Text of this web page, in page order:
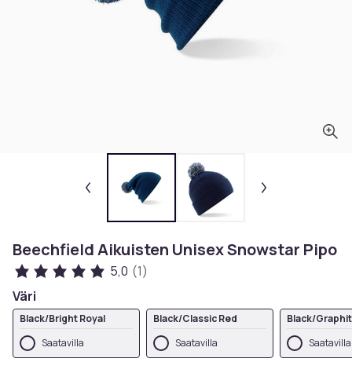
Beechfield Aikuisten Unisex Snowstar Pipo
5,0 (1)
Väri
Black/Bright Royal
Saatavilla
Black/Classic Red
Saatavilla
Black/
Saatavilla